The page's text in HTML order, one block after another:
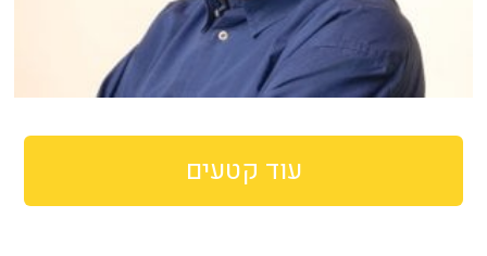
עוד קטעים